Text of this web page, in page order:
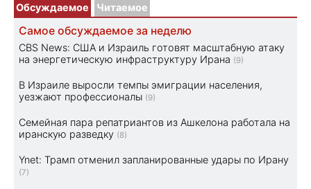
Обсуждаемое Читаемое
Самое обсуждаемое за неделю
CBS News: США и Израиль готовят масштабную атаку
на энергетическую инфраструктуру Ирана (9)
В Израиле выросли темпы эмиграции населения,
уезжают профессионалы (9)
Семейная пара репатриантов из Ашкелона работала на
иранскую разведку (8)
Ynet: Трамп отменил запланированные удары по Ирану
(7)